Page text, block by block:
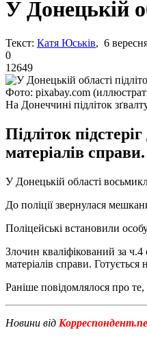
У Донецькій
Текст: Катя Юськів, 6
0
12649
Фото: pixabay.com
На Донеччині підліток
Підліток
матеріалів справи.
У Донецькій області
До поліції звернулася
Поліцейські встановили
Злочин кваліфікований за
матеріалів справи.
Раніше повідомлялося про
Новини від